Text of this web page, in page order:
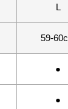
L
59-
●
●